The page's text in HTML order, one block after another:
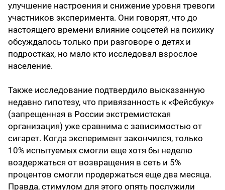
улучшение настроения и снижение уровня тревоги
участников эксперимента. Они говорят, что до
настоящего времени влияние соцсетей на психику
обсуждалось только при разговоре о детях и
подростках, но мало кто исследовал взрослое
население.
Также исследование подтвердило высказанную
недавно гипотезу, что привязанность к «Фейсбуку»
(запрещенная в России экстремистская
организация) уже сравнима с зависимостью от
сигарет. Когда эксперимент закончился, только
10% испытуемых смогли еще хотя бы неделю
воздержаться от возвращения в сеть и 5%
процентов смогли продержаться еще два месяца.
Правда, стимулом для этого опять послужили